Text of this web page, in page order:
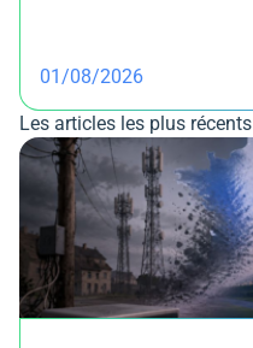
01/08/2026
Les articles les plus récents